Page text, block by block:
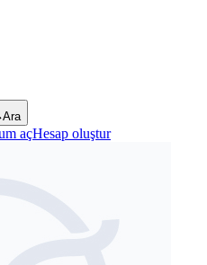
Ara
açHesap oluştur